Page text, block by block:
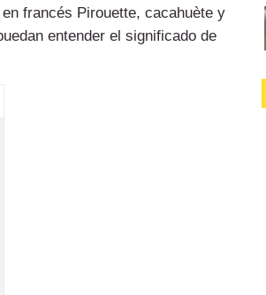
francés Pirouette, cacahuète y
entender el significado de